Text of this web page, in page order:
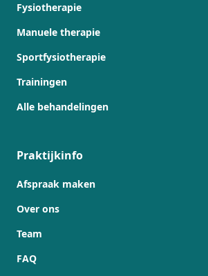
Fysiotherapie
Manuele therapie
Sportfysiotherapie
Trainingen
Alle behandelingen
Praktijkinfo
Afspraak maken
Over ons
Team
FAQ